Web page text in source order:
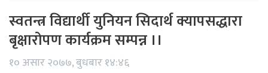
स्वतन्त्र विद्यार्थी युनियन सिदार्थ क्यापसद्धारा
बृक्षारोपण कार्यक्रम सम्पन्न ।।
१० असार २०७७, बुधबार १४:४६